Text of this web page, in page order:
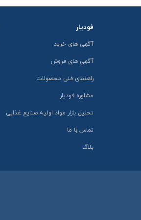
فودیار
آگهی های خرید
آگهی های فروش
راهنمای فنی محصولات
مشاوره فودیار
تحلیل بازار مواد اولیه صنایع غذایی
تماس با ما
بلاگ